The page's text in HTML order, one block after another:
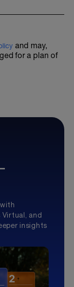
and may,
for a plan of
Virtual, and
insights